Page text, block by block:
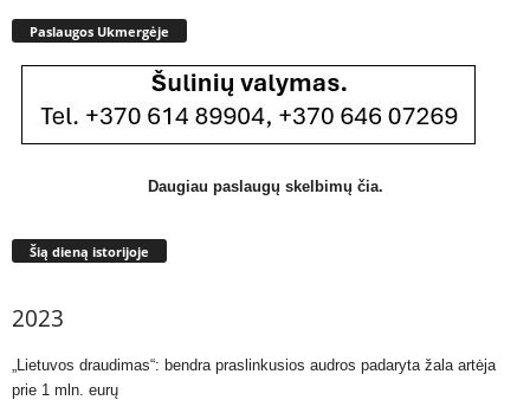
Paslaugos Ukmergėje
Daugiau paslaugų skelbimų čia.
Šią dieną istorijoje
2023
„Lietuvos draudimas“: bendra praslinkusios audros padaryta žala artėja
prie 1 mln. eurų